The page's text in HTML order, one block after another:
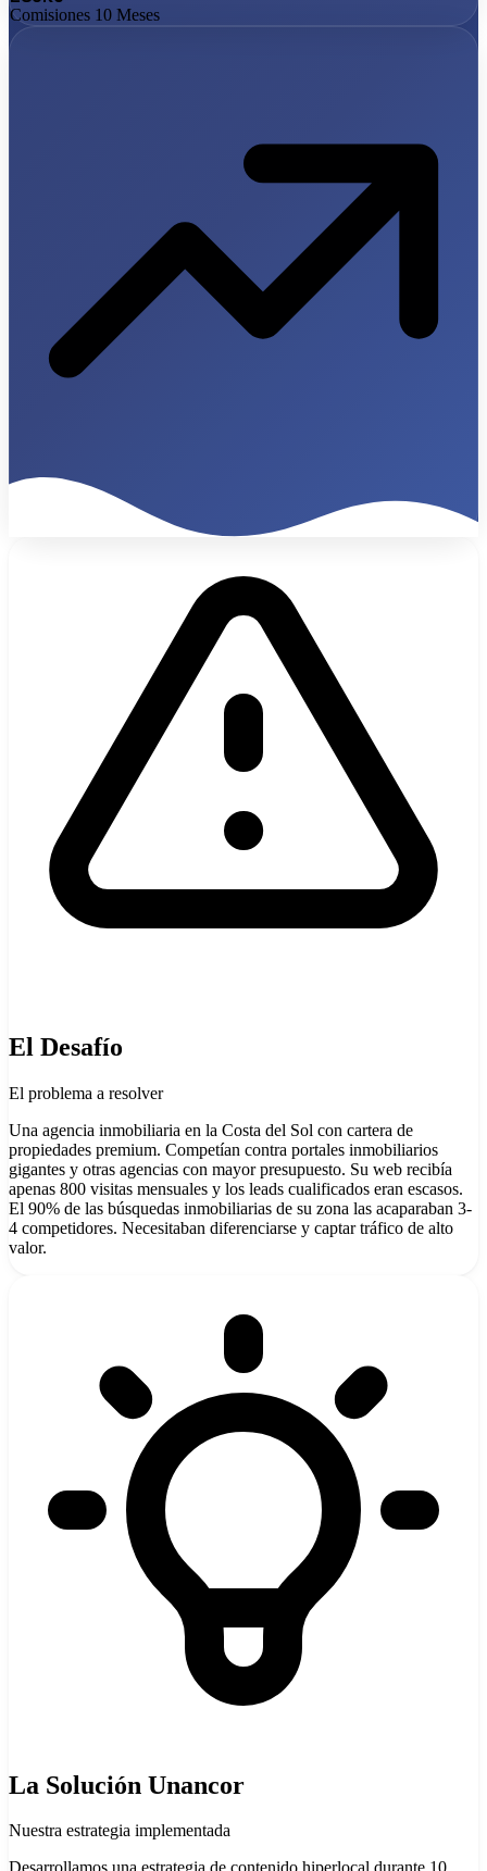
Comisiones 10 Meses
El Desafío
El problema a resolver
Una agencia inmobiliaria en la Costa del Sol con cartera de
propiedades premium. Competían contra portales inmobiliarios
gigantes y otras agencias con mayor presupuesto. Su web recibía
apenas 800 visitas mensuales y los leads cualificados eran escasos.
El 90% de las búsquedas inmobiliarias de su zona las acaparaban 3-
4 competidores. Necesitaban diferenciarse y captar tráfico de alto
valor.
La Solución Unancor
Nuestra estrategia implementada